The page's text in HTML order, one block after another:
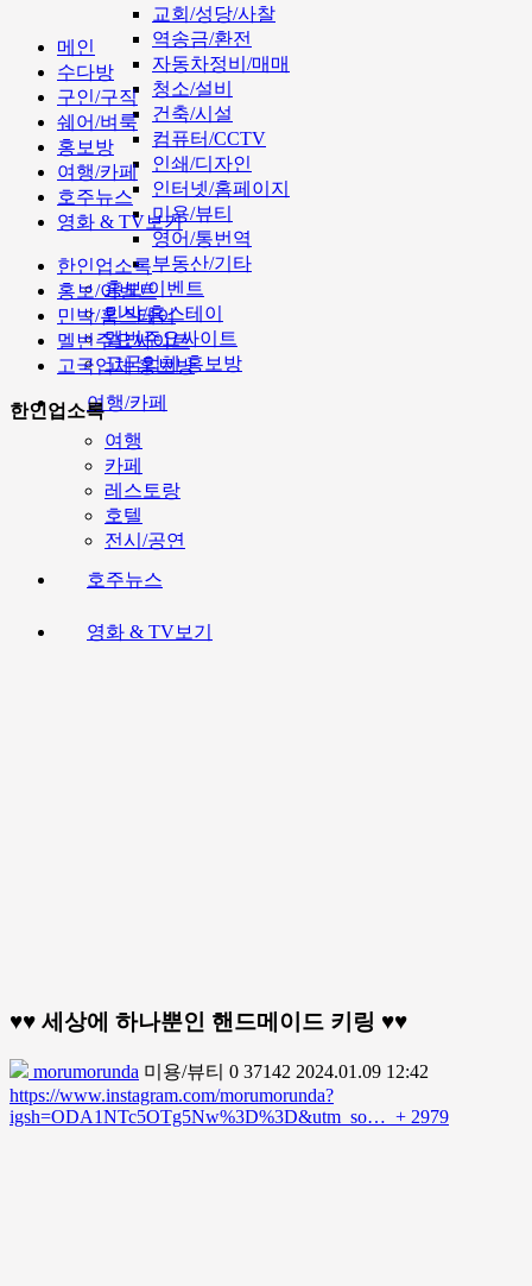
교회/성당/사찰
역송금/환전
자동차정비/매매
청소/설비
건축/시설
컴퓨터/CCTV
인쇄/디자인
인터넷/홈페이지
미용/뷰티
영어/통번역
부동산/기타
홍보/이벤트
민박/홈스테이
멜번주요싸이트
고국업체 홍보방
여행/카페
여행
카페
레스토랑
호텔
전시/공연
호주뉴스
영화 & TV보기
메인
수다방
구인/구직
쉐어/벼룩
홍보방
여행/카페
호주뉴스
영화 & TV보기
한인업소록
홍보/이벤트
민박/홈스테이
멜번주요싸이트
고국업체 홍보방
한인업소록
♥♥ 세상에 하나뿐인 핸드메이드 키링 ♥♥
morumorunda 미용/뷰티 0 37142 2024.01.09 12:42
https://www.instagram.com/morumorunda?
igsh=ODA1NTc5OTg5Nw%3D%3D&utm_so… + 2979